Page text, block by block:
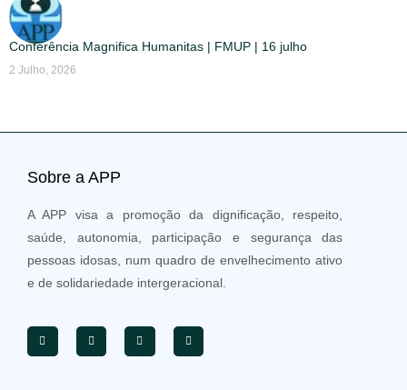
Conferência Magnifica Humanitas | FMUP | 16 julho
2 Julho, 2026
Sobre a APP
A APP visa a promoção da dignificação, respeito,
saúde, autonomia, participação e segurança das
pessoas idosas, num quadro de envelhecimento ativo
e de solidariedade intergeracional.